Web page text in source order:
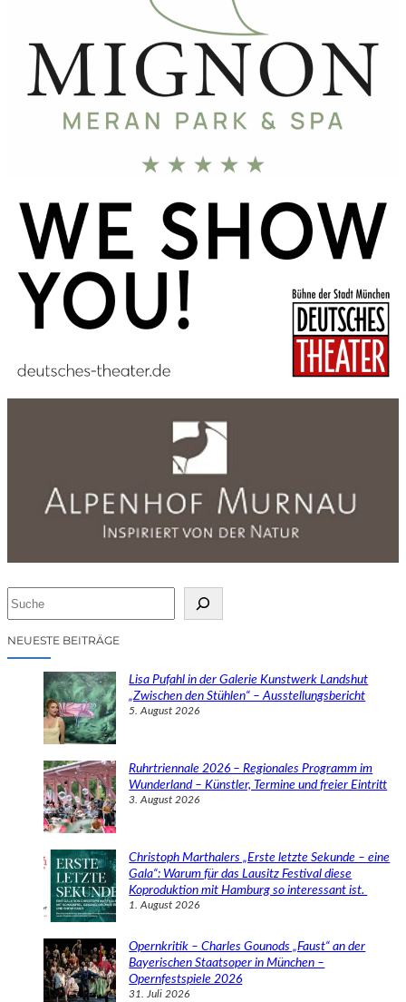
cNEUESTE BEITRÄGE
Lisa Pufahl in der Galerie Kunstwerk Landshut
„Zwischen den Stühlen“ – Ausstellungsbericht
5. August 2026
Ruhrtriennale 2026 – Regionales Programm im
Wunderland – Künstler, Termine und freier Eintritt
3. August 2026
Christoph Marthalers „Erste letzte Sekunde – eine
Gala“: Warum für das Lausitz Festival diese
Koproduktion mit Hamburg so interessant ist.
1. August 2026
Opernkritik – Charles Gounods „Faust“ an der
Bayerischen Staatsoper in München –
Opernfestspiele 2026
31. Juli 2026